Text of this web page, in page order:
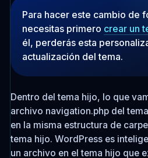
Para hacer este cambio de
necesitas primero crear un
él, perderás esta
actualización del tema.
Dentro del tema hijo, lo que
archivo navigation.phpdel
en la misma estructura de
tema hijo. WordPress es
un archivo en el tema hijo que